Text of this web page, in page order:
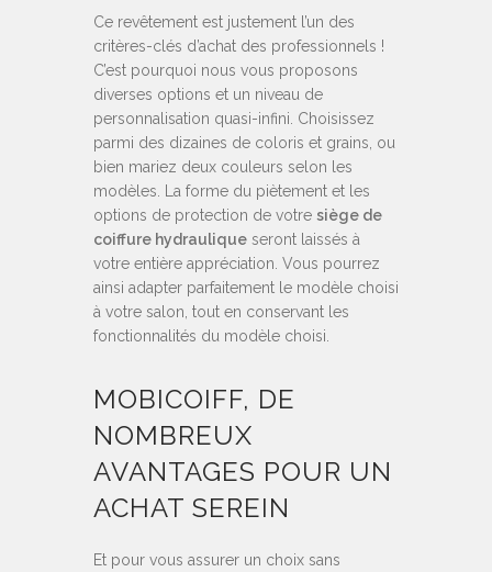
Ce revêtement est justement l’un des
critères-clés d’achat des professionnels !
C’est pourquoi nous vous proposons
diverses options et un niveau de
personnalisation quasi-infini. Choisissez
parmi des dizaines de coloris et grains, ou
bien mariez deux couleurs selon les
modèles. La forme du piètement et les
options de protection de votre siège de
coiffure hydraulique seront laissés à
votre entière appréciation. Vous pourrez
ainsi adapter parfaitement le modèle choisi
à votre salon, tout en conservant les
fonctionnalités du modèle choisi.
MOBICOIFF, DE
NOMBREUX
AVANTAGES POUR UN
ACHAT SEREIN
Et pour vous assurer un choix sans